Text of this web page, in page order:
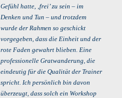
Gefühl hatte, ‚frei’ zu sein – im
Denken und Tun – und trotzdem
wurde der Rahmen so geschickt
vorgegeben, dass die Einheit und der
rote Faden gewahrt blieben. Eine
professionelle Gratwanderung, die
eindeutig für die Qualität der Trainer
spricht. Ich persönlich bin davon
überzeugt, dass solch ein Workshop